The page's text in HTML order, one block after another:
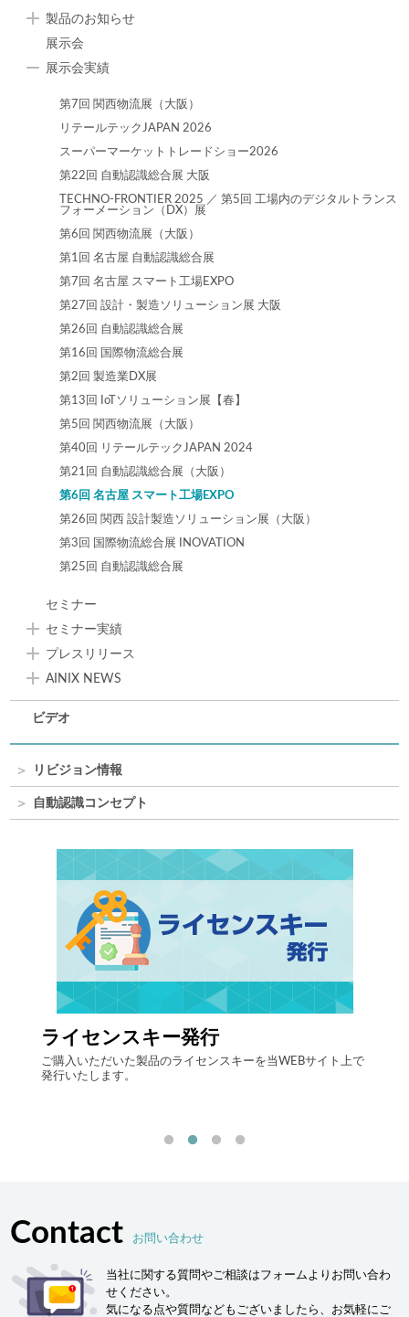
製品のお知らせ
展示会
展示会実績
第7回 関西物流展（大阪）
リテールテックJAPAN 2026
スーパーマーケットトレードショー2026
第22回 自動認識総合展 大阪
TECHNO-FRONTIER 2025 ／ 第5回 工場内のデジタルトランス
フォーメーション（DX）展
第6回 関西物流展（大阪）
第1回 名古屋 自動認識総合展
第7回 名古屋 スマート工場EXPO
第27回 設計・製造ソリューション展 大阪
第26回 自動認識総合展
第16回 国際物流総合展
第2回 製造業DX展
第13回 IoTソリューション展【春】
第5回 関西物流展（大阪）
第40回 リテールテックJAPAN 2024
第21回 自動認識総合展（大阪）
第6回 名古屋 スマート工場EXPO
第26回 関西 設計製造ソリューション展（大阪）
第3回 国際物流総合展 INOVATION
第25回 自動認識総合展
セミナー
セミナー実績
プレスリリース
AINIX NEWS
ビデオ
リビジョン情報
自動認識コンセプト
ライセンスキー発行
ご購入いただいた製品のライセンスキーを当WEBサイト上で
発行いたします。
Contact お問い合わせ
当社に関する質問やご相談はフォームよりお問い合わ
せください。
気になる点や質問などもございましたら、お気軽にご